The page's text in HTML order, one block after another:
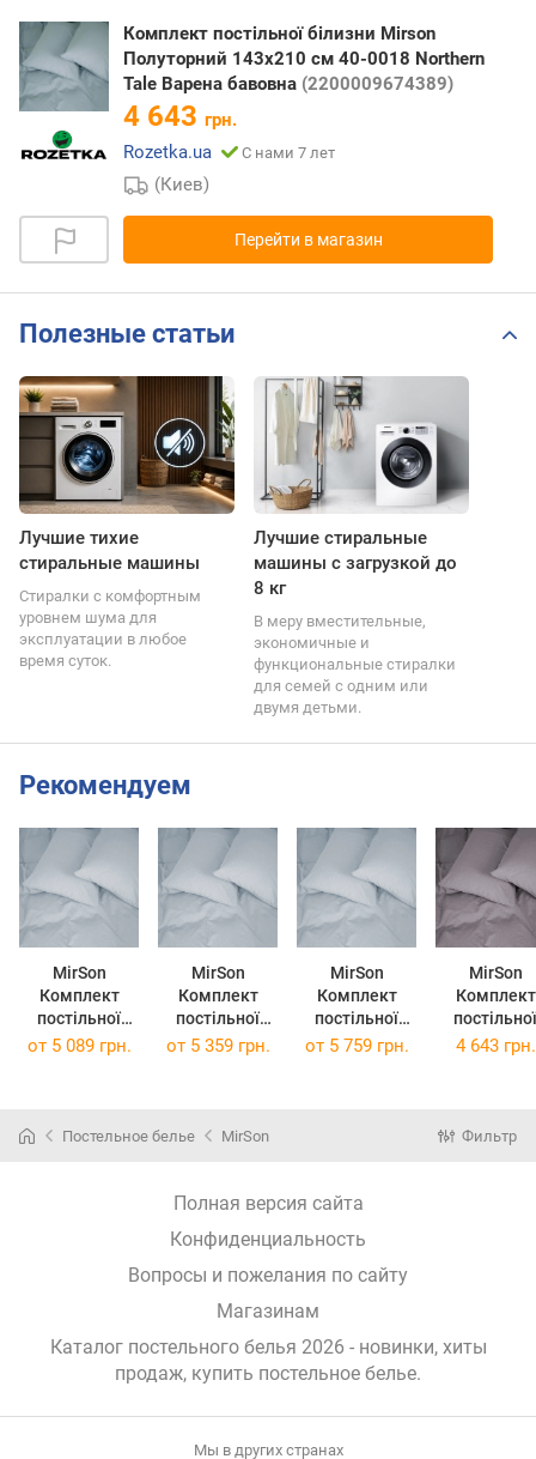
Комплект постільної білизни Mirson
Полуторний 143х210 см 40-0018 Northern
Tale Варена бавовна (2200009674389)
4 643 грн.
Rozetka.ua
С нами 7 лет
(Киев)
Перейти в магазин
Полезные статьи
Лучшие тихие
стиральные машины
Стиралки с комфортным
уровнем шума для
эксплуатации в любое
время суток.
Лучшие стиральные
машины с загрузкой до
8 кг
В меру вместительные,
экономичные и
функциональные стиралки
для семей с одним или
двумя детьми.
Рекомендуем
MirSon
Комплект
постільної
білизни 40-
MirSon
Комплект
постільної
білизни 40-
MirSon
Комплект
постільної
білизни 40-
MirSon
Комплект
постільної
білизни
Dew
от 5 089 грн. от 5 359 грн. от 5 759 грн. 4 643 грн.
Постельное белье MirSon Фильтр
Полная версия сайта
Конфиденциальность
Вопросы и пожелания по сайту
Магазинам
Каталог постельного белья 2026 - новинки, хиты
продаж, купить постельное белье.
Мы в других странах